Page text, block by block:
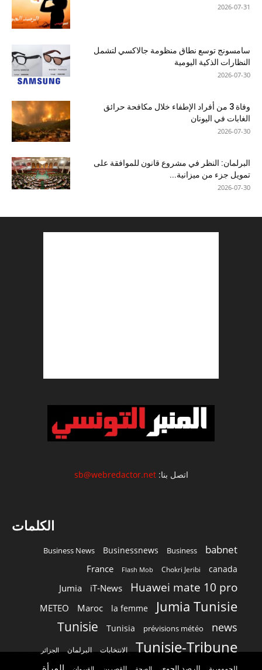
2026-07-31
سامسونج توسع نطاق منظومة جالاكسي لتشمل
النظارات الذكية اليومية
2026-07-30
وفاة 3 من أفراد الإطفاء خلال مكافحة حرائق
الغابات في اليونان
2026-07-30
البرلمان: النظر في مشروع قانون للموافقة على
تمويل جزء من ميزانية...
2026-07-30
اتصل بنا:sb@webredactor.net
الكلمات
babnet
Business
Businessnews
Business News
canada
Chokri Jeribi
Flash Mob
France
Huawei mate 10 pro
iT-News
Jumia
Jumia Tunisie
la femme
Maroc
METEO
news
prévisions météo
Tunisia
Tunisie
Tunisie-Tribune الانتخابات البرلمان الجزائر